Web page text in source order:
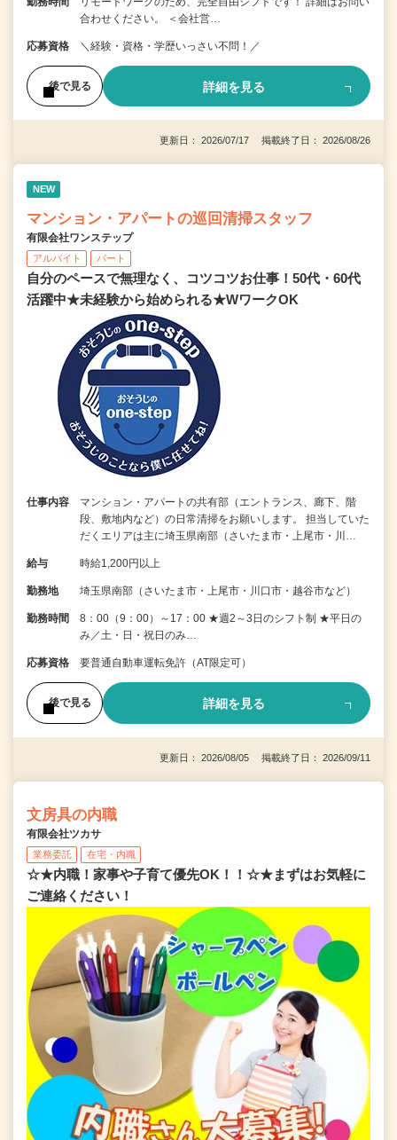
合わせください。 ＜会社営…
応募資格 ＼経験・資格・学歴いっさい不問！／
後で見る 詳細を見る
更新日： 2026/07/17 掲載終了日： 2026/08/26
NEW
マンション・アパートの巡回清掃スタッフ
有限会社ワンステップ
アルバイト パート
自分のペースで無理なく、コツコツお仕事！50代・60代
活躍中★未経験から始められる★WワークOK
仕事内容
マンション・アパートの共有部（エントランス、廊下、階
段、敷地内など）の日常清掃をお願いします。 担当していた
だくエリアは主に埼玉県南部（さいたま市・上尾市・川…
給与 時給1,200円以上
勤務地 埼玉県南部（さいたま市・上尾市・川口市・越谷市など）
勤務時間
8：00（9：00）～17：00 ★週2～3日のシフト制 ★平日の
み／土・日・祝日のみ…
応募資格 要普通自動車運転免許（AT限定可）
後で見る 詳細を見る
更新日： 2026/08/05 掲載終了日： 2026/09/11
文房具の内職
有限会社ツカサ
業務委託 在宅・内職
☆★内職！家事や子育て優先OK！！☆★まずはお気軽に
ご連絡ください！